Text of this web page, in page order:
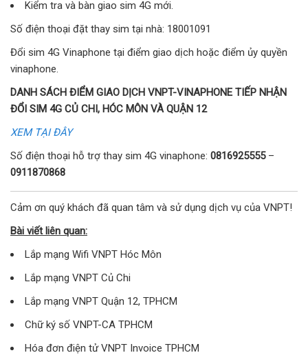
Kiểm tra và bàn giao sim 4G mới.
Số điện thoại đặt thay sim tại nhà: 18001091
Đổi sim 4G Vinaphone tại điểm giao dịch hoặc điểm ủy quyền
vinaphone.
DANH SÁCH ĐIỂM GIAO DỊCH VNPT-VINAPHONE TIẾP NHẬN
ĐỔI SIM 4G CỦ CHI, HÓC MÔN VÀ QUẬN 12
XEM TẠI ĐÂY
Số điện thoại hỗ trợ thay sim 4G vinaphone: 0816925555–
0911870868
Cảm ơn quý khách đã quan tâm và sử dụng dịch vụ của VNPT!
Bài viết liên quan:
Lắp mạng Wifi VNPT Hóc Môn
Lắp mạng VNPT Củ Chi
Lắp mạng VNPT Quận 12, TPHCM
Chữ ký số VNPT-CA TPHCM
Hóa đơn điện tử VNPT Invoice TPHCM